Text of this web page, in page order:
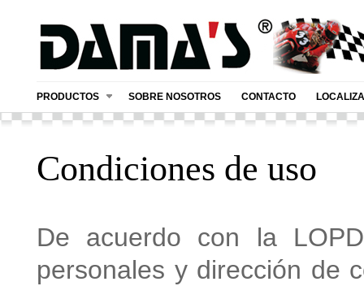
PRODUCTOS SOBRE NOSOTROS CONTACTO
Condiciones de uso
De acuerdo con la
personales y dirección de